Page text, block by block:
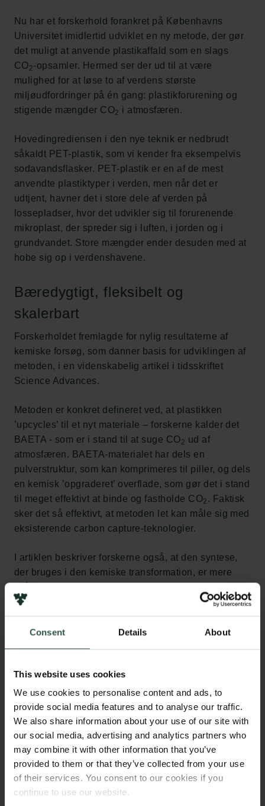
Consent Details About
This website uses cookies
We use cookies to personalise content and ads, to
provide social media features and to analyse our traffic.
We also share information about your use of our site with
our social media, advertising and analytics partners who
may combine it with other information that you’ve
provided to them or that they’ve collected from your use
of their services. You consent to our cookies if you
continue to use our website.
Nu har et forskerhold forankret på Københavns
Universitet imidlertid udviklet en ny metode, der gør
det muligt at anvende plastikaffald som en slags
CO2-opsamler. Hermed ser der ud til at være
mulighed for at løse to af verdens største
miljøudfordringer på én gang: plastikforurening og
stigende mængder CO2 i atmosfæren.
Hovedingrediensen i den nye teknik er nedbrudt
såkaldt PET-plastik, som vi kender fra eksempelvis
sodavandsflasker. PET-plastik er en af de mest
anvendte plastiktyper i verden, men når det er
udtjent, havner det i store dele af verden på
lossepladser, hvor det udvikler sig til forurenende
mikroplast, der spreder sig i luften, i jorden og i
grundvandet. Store mængder ender desuden med at
hobe sig op i verdenshavene.
Bæredygtigt, fleksibelt og
skalerbart
Forskerholdet fremlagde for nylig resultaterne af
kemiske forsøg, som danner basis for udviklingen af
metoden, i en videnskabelig artikel i tidsskriftet
Science Advances.
Metoden er konkret defineret ved, at plastikken
’upcycles’ til et nyt materiale – forskerne kalder det
BAETA - som er i stand til at suge CO2 ud af
atmosfæren. BAETA-materialet har dels en
pulverstruktur, som kan komprimeres til piller, og dels
en kemisk ’opgraderet’ overflade, som gør det i stand
til meget effektivt at binde og fastholde CO2 . Faktisk
sker det så effektivt, at metoden let kan måle sig med
eksisterende carbon capture-teknologier.
I artiklen beskriver forskerne også, at den syntese,
der bruges i den kemiske transformation, er mere
anvendt til CO
-fangst. Det skyldes, at syntesen kan
laves ved stuetemperatur. Desuden har syntesen
den fordel, at den gør det lettere at skalere
teknologien op til industriel brug.
”En af de virkelig imponerende ting ved det her
materiale er, at det bevarer sin effektivitet i lang tid.
Samtidig er det fleksibelt. Det fungerer effektivt fra
almindelig stuetemperatur og op til 150 grader
Celsius, hvilket gør det meget brugbart. Tolerancen
for de høje temperaturer gør det blandt andet muligt
at bruge materialet for enden af industrielle anlæg,
hvor udstødningen typisk er varm,” siger
ansvarshavende forfatter, forskningsleder og lektor